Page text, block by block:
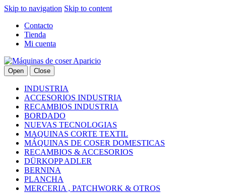
Skip to navigation Skip to content
Contacto
Tienda
Mi cuenta
Open Close
INDUSTRIA
ACCESORIOS INDUSTRIA
RECAMBIOS INDUSTRIA
BORDADO
NUEVAS TECNOLOGIAS
MAQUINAS CORTE TEXTIL
MÁQUINAS DE COSER DOMESTICAS
RECAMBIOS & ACCESORIOS
DÜRKOPP ADLER
BERNINA
PLANCHA
MERCERIA , PATCHWORK & OTROS